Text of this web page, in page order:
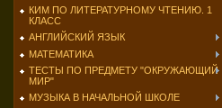
КИМ ПО ЛИТЕРАТУРНОМУ ЧТЕНИЮ. 1
КЛАСС
АНГЛИЙСКИЙ ЯЗЫК
МАТЕМАТИКА
ТЕСТЫ ПО ПРЕДМЕТУ "ОКРУЖАЮЩИЙ
МИР"
МУЗЫКА В НАЧАЛЬНОЙ ШКОЛЕ